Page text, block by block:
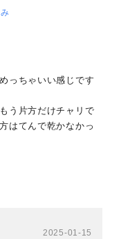
っちゃいい感じです
う片方だけチャリで
はてんで乾かなかっ
2025-01-15